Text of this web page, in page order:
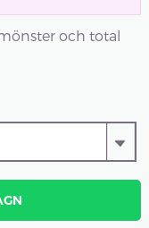
och total